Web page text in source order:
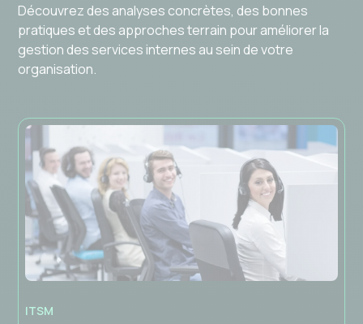
Découvrez des analyses concrètes, des bonnes
pratiques et des approches terrain pour améliorer la
gestion des services internes au sein de votre
organisation.
ITSM